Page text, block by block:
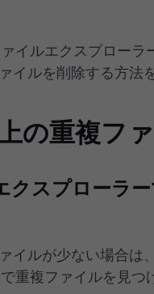
イルエクスプローラ
イルを削除する方法
の重複フ
クスプローラ
イルが少ない場合は
重複ファイルを見つ